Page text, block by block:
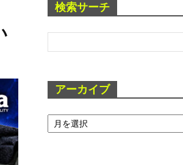
検索サーチ
アーカイブ
ア
ー